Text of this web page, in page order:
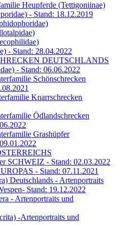
Heupferde (Tettigoniinae)
- Stand: 18.12.2019
- Stand: 28.04.2022
DEUTSCHLANDS
- Stand: 06.06.2022
Schönschrecken
Knarrschrecken
Ödlandschrecken
Grashüpfer
SCHWEIZ - Stand: 02.03.2022
- Stand: 07.11.2021
Deutschlands - Artenportraits
Stand: 19.12.2022
- Artenportraits und
-Artenportraits und